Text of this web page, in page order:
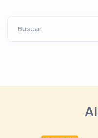
Buscar